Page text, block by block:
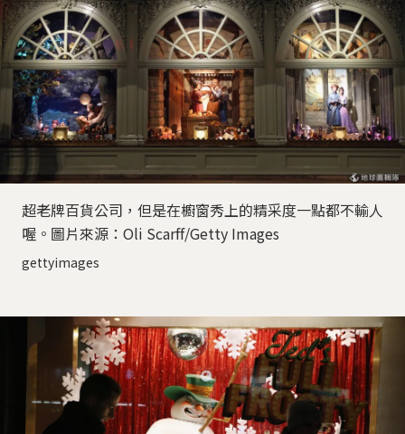
超老牌百貨公司，但是在櫥窗秀上的精采度一點都不輸人
喔。圖片來源：Oli Scarff/Getty Images
gettyimages